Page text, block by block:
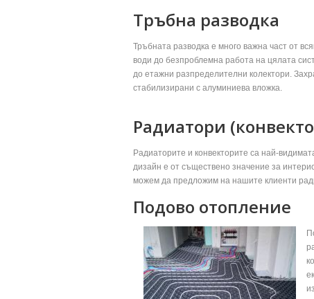
Тръбна разводка
Тръбната разводка е много важна част от
води до безпроблемна работа на цялата
до етажни разпределителни колектори.
стабилизирани с алуминиева вложка.
Радиатори
Радиаторите и конвекторите са най-
дизайн е от съществено значение за
можем да предложим на нашите клиенти
Подово отопление